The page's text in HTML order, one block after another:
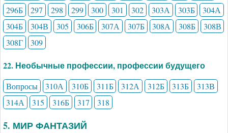
296Б
297 298 299 300 301 302 303А 303Б
304А
304Б
304В 305 306Б 307А 307Б 308А 308Б
308В
308Г
309
22. Необычные профессии, профессии будущего
Вопросы 310А 310Б 311Б 312А 312Б 313Б
313В
314А
315 316Б 317 318
5. МИР ФАНТАЗИЙ